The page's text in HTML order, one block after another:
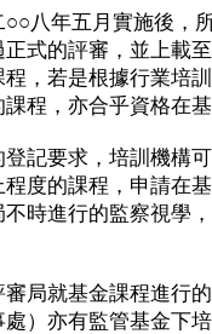
八年五月實施後，
式的評審，並上載
，若是根據行業培
程，亦合乎資格在
要求，培訓機構可
度的課程，申請在
時進行的監察視學
局就基金課程進行
）亦有監管基金下